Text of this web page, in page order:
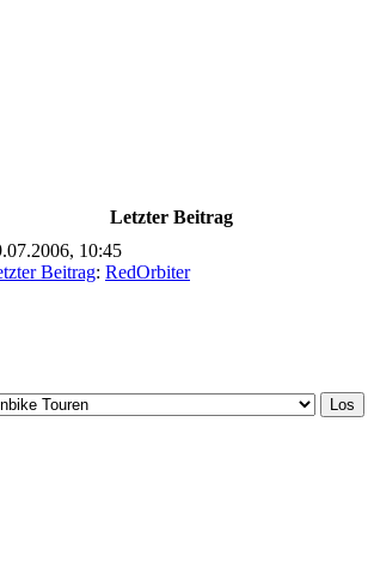
Letzter Beitrag
10:45
Beitrag: RedOrbiter